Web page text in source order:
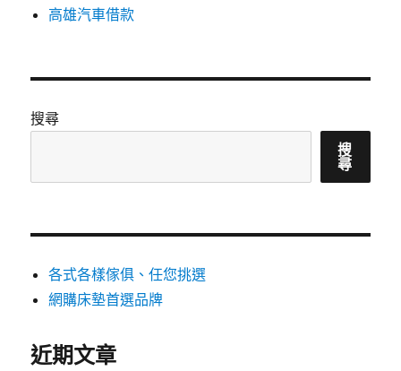
高雄汽車借款
搜尋
搜
尋
各式各樣傢俱、任您挑選
網購床墊首選品牌
近期文章